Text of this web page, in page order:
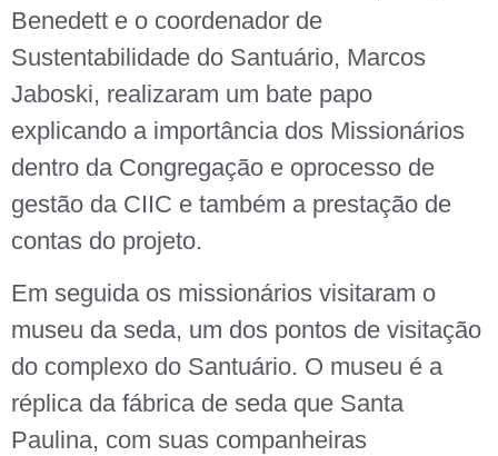
Benedett e o coordenador de
Sustentabilidade do Santuário, Marcos
Jaboski, realizaram um bate papo
explicando a importância dos Missionários
dentro da Congregação e oprocesso de
gestão da CIIC e também a prestação de
contas do projeto.
Em seguida os missionários visitaram o
museu da seda, um dos pontos de visitação
do complexo do Santuário. O museu é a
réplica da fábrica de seda que Santa
Paulina, com suas companheiras